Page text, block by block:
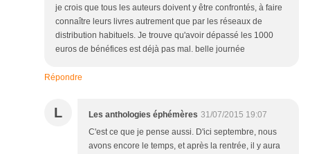
je crois que tous les auteurs doivent y être confrontés, à faire
connaître leurs livres autrement que par les réseaux de
distribution habituels. Je trouve qu'avoir dépassé les 1000
euros de bénéfices est déjà pas mal. belle journée
Répondre
L Les anthologies éphémères 31/07/2015 19:07
C'est ce que je pense aussi. D'ici septembre, nous
avons encore le temps, et après la rentrée, il y aura